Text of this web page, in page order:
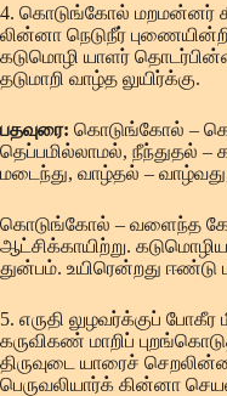
4. கொடுங்கோல் மறமன்னர்
லின்னா நெடுநீர்
கடுமொழி யாளர்
தடுமாறி வாழ்த லுயிர்க்கு.
பதவுரை: கொடுங்கோல் –
தெப்பமில்லாமல், நீந்துதல் –
மடைந்து, வாழ்தல் –
கொடுங்கோல் – வளைந்த
ஆட்சிக்காயிற்று.
துன்பம். உயிரென்றது ஈண்டு
5. எருதி லுழவர்க்குப்
கருவிகண் மாறிப்
திருவுடை யாரைச்
பெருவலியார்க் கின்னா